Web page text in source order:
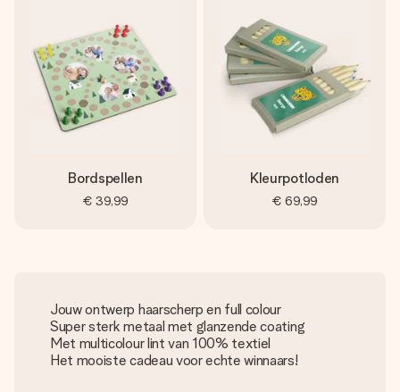
Bordspellen
€ 39,99
Kleurpotloden
€ 69,99
Jouw ontwerp haarscherp en full colour
Super sterk metaal met glanzende coating
Met multicolour lint van 100% textiel
Het mooiste cadeau voor echte winnaars!